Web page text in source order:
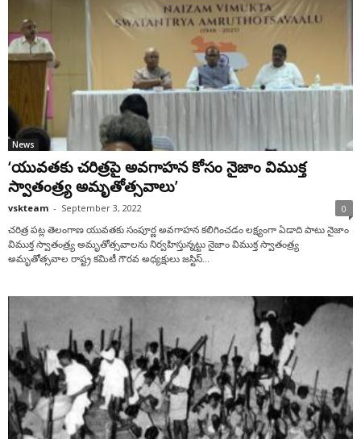
News
‘యువతకు చరిత్రపై అవగాహన కోసం నైజాం విముక్త
స్వాతంత్ర్య అమృతోత్సవాలు’
vskteam - September 3, 2022 0
చరిత్ర పట్ల తెలంగాణ యువతకు సంపూర్ణ అవగాహన కలిగించడం లక్ష్యంగా ఏడాది పాటు నైజాం
విముక్త స్వాతంత్ర్య అమృతోత్సవాలను నిర్వహిస్తున్నట్టు నైజాం విముక్త స్వాతంత్ర్య
అమృతోత్సవాల రాష్ట్ర కమిటీ గౌరవ అధ్యక్షులు జస్టిస్...